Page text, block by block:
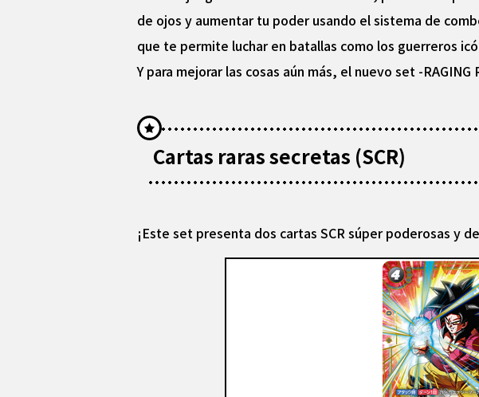
de ojos y aumentar tu poder usando el sistema de
que te permite luchar en batallas como los guerreros
Y para mejorar las cosas aún más, el nuevo set -
Cartas raras secretas (SCR)
¡Este set presenta dos cartas SCR súper poderosas y